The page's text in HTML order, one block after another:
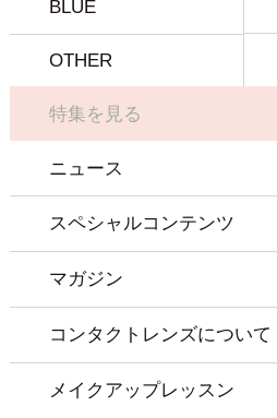
BLUE
OTHER
特集を見る
ニュース
スペシャルコンテンツ
マガジン
コンタクトレンズについて
メイクアップレッスン